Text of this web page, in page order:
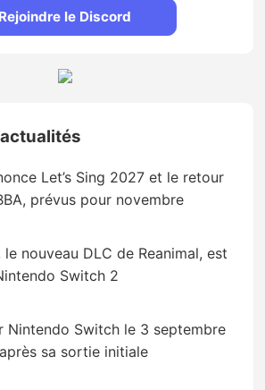
Rejoindre le Discord
Let’s Sing 2027 et le retour
prévus pour novembre
le nouveau DLC de Reanimal, est
Switch 2
Nintendo Switch le 3 septembre
sa sortie initiale